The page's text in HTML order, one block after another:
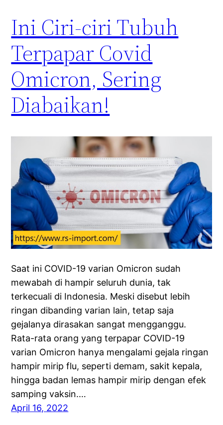
Ini Ciri-ciri Tubuh
Terpapar Covid
Omicron, Sering
Diabaikan!
Saat ini COVID-19 varian Omicron sudah
mewabah di hampir seluruh dunia, tak
terkecuali di Indonesia. Meski disebut lebih
ringan dibanding varian lain, tetap saja
gejalanya dirasakan sangat mengganggu.
Rata-rata orang yang terpapar COVID-19
varian Omicron hanya mengalami gejala ringan
hampir mirip flu, seperti demam, sakit kepala,
hingga badan lemas hampir mirip dengan efek
samping vaksin.…
April 16, 2022